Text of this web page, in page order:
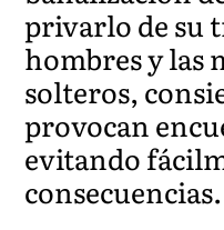
privarlo de su
hombres y las
solteros,
provocan
evitando
consecuencias.